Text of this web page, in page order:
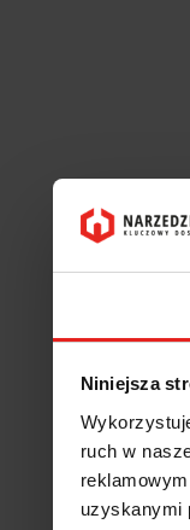
Niniejsza
ruch w
uzyskanymi